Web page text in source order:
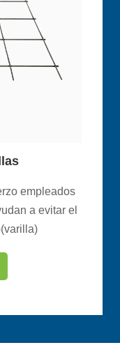
empleados
a evitar el